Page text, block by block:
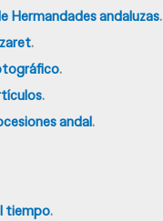
Hermandades andaluzas.
.
.
.
andal.
tiempo.